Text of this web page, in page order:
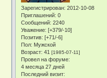
Зарегистрирован: 2012-10-08
Приглашений: 0
Сообщений: 2240
Уважение: [+379/-10]
Позитив: [+71/-6]
Пол: Мужской
Возраст: 41[1985-07-11]
Провел на форуме:
4 месяца 27 дней
Последний визит: